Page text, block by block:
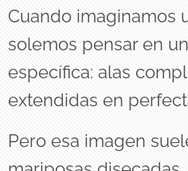
Cuando imaginamos
solemos pensar en
específica: alas
extendidas en
Pero esa imagen